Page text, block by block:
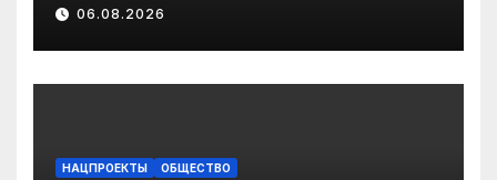
газификацию
06.08.2026
НАЦПРОЕКТЫ ОБЩЕСТВО